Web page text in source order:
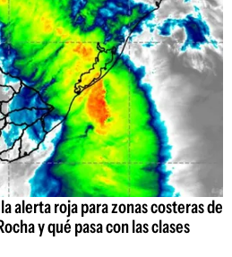
alerta roja para zonas costeras de
y qué pasa con las clases